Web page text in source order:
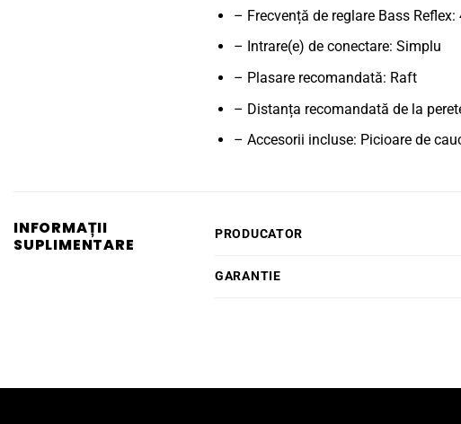
– Frecvență de reglare Bass Reflex:
– Intrare(e) de conectare: Simplu
– Plasare recomandată: Raft
– Distanța recomandată de la
– Accesorii incluse: Picioare de
INFORMAȚII
SUPLIMENTARE
PRODUCATOR
GARANTIE